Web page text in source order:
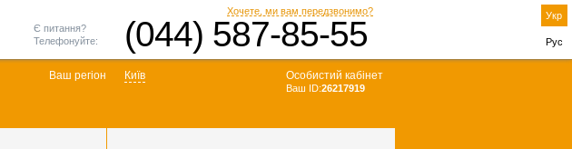
Хочете, ми вам передзвонимо?
(044) 587-85-55
Є питання?
Телефонуйте:
Особистий кабінет
Ваш ID:26217919
Ваш регіон Київ
Укр
Рус